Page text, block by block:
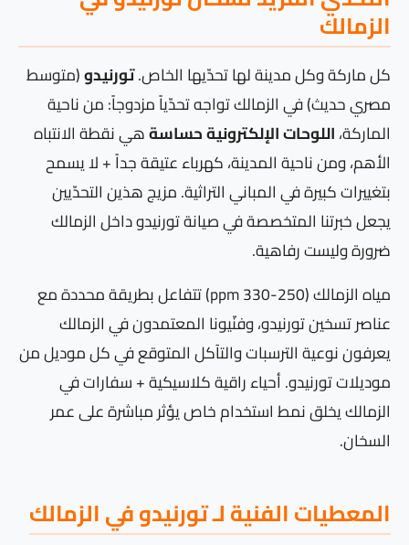
الزمالك
كل ماركة وكل مدينة لها تحدّيها الخاص.تورنيدو(متوسط
مصري حديث) في الزمالك تواجه تحدّياً مزدوجاً: من ناحية
الماركة،اللوحات الإلكترونية حساسةهي نقطة الانتباه
الأهم، ومن ناحية المدينة، كهرباء عتيقة جداً + لا يسمح
بتغييرات كبيرة في المباني التراثية. مزيج هذين التحدّيين
يجعل خبرتنا المتخصصة في صيانة تورنيدو داخل الزمالك
ضرورة وليست رفاهية.
مياه الزمالك (250-330 ppm) تتفاعل بطريقة محددة مع
عناصر تسخين تورنيدو، وفنّيونا المعتمدون في الزمالك
يعرفون نوعية الترسبات والتآكل المتوقع في كل موديل من
موديلات تورنيدو. أحياء راقية كلاسيكية + سفارات في
الزمالك يخلق نمط استخدام خاص يؤثر مباشرة على عمر
السخان.
المعطيات الفنية لـ تورنيدو في الزمالك